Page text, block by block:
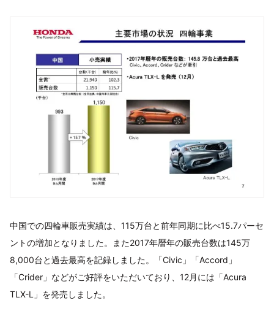
中国での四輪車販売実績は、115万台と前年同期に比べ15.7パーセ
ントの増加となりました。また2017年暦年の販売台数は145万
8,000台と過去最高を記録しました。「Civic」「Accord」
「Crider」などがご好評をいただいており、12月には「Acura
TLX-L」を発売しました。